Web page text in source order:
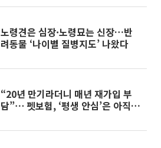
노령견은 심장·노령묘는 신장…반
려동물 ‘나이별 질병지도’ 나왔다
“20년 만기라더니 매년 재가입 부
담”⋯ 펫보험, ‘평생 안심’은 아직